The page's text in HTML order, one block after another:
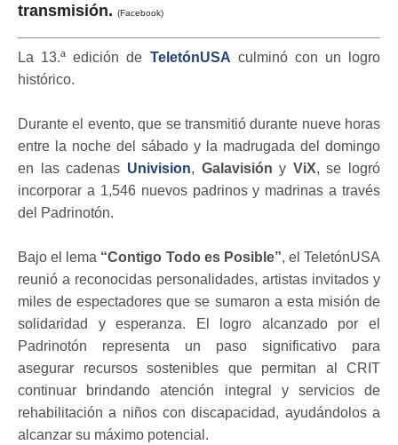
transmisión. (Facebook)
La 13.ª edición de TeletónUSA culminó con un logro
histórico.
Durante el evento, que se transmitió durante nueve horas
entre la noche del sábado y la madrugada del domingo
en las cadenas Univision, Galavisión y ViX, se logró
incorporar a 1,546 nuevos padrinos y madrinas a través
del Padrinotón.
Bajo el lema “Contigo Todo es Posible”, el TeletónUSA
reunió a reconocidas personalidades, artistas invitados y
miles de espectadores que se sumaron a esta misión de
solidaridad y esperanza. El logro alcanzado por el
Padrinotón representa un paso significativo para
asegurar recursos sostenibles que permitan al CRIT
continuar brindando atención integral y servicios de
rehabilitación a niños con discapacidad, ayudándolos a
alcanzar su máximo potencial.